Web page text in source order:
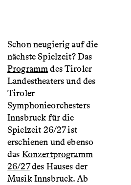
Schon neugierig auf die
nächste Spielzeit? Das
Programmdes Tiroler
Landestheaters und des
Tiroler
Symphonieorchesters
Innsbruck für die
Spielzeit 26/27 ist
erschienen und ebenso
das Konzertprogramm
26/27des Hauses der
Musik Innsbruck. Ab